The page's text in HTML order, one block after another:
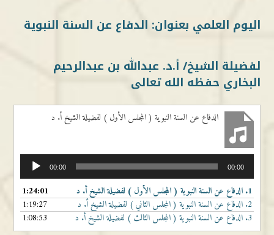
اليوم العلمي بعنوان: الدفاع عن السنة النبوية
لفضيلة الشيخ/ أ.د. عبداللّٰه بن عبدالرحيم
البخاري حفظه الله تعالى
الدفاع عن السنة النبوية ( المجلس الأول ) لفضيلة الشيخ أ. د
الصوت
00:00 00:00
1. الدفاع عن السنة النبوية ( المجلس الأول ) لفضيلة الشيخ أ. د
1:24:01
2. الدفاع عن السنة النبوية ( المجلس الثاني ) لفضيلة الشيخ أ. د
1:19:27
3. الدفاع عن السنة النبوية ( المجلس الثالث ) لفضيلة الشيخ أ. د 1:08:53